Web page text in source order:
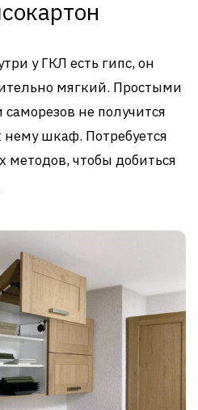
у ГКЛ есть гипс, он
мягкий. Простыми
не получится
шкаф. Потребуется
чтобы добиться